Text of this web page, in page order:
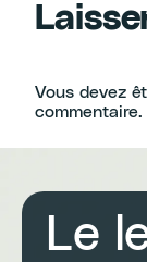
Vous devez
commentaire.
Le